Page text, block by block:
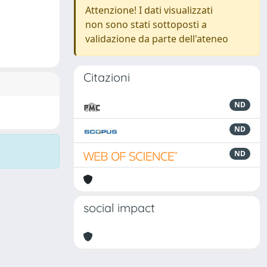
Attenzione! I dati visualizzati
non sono stati sottoposti a
validazione da parte dell'ateneo
Citazioni
ND
ND
ND
social impact